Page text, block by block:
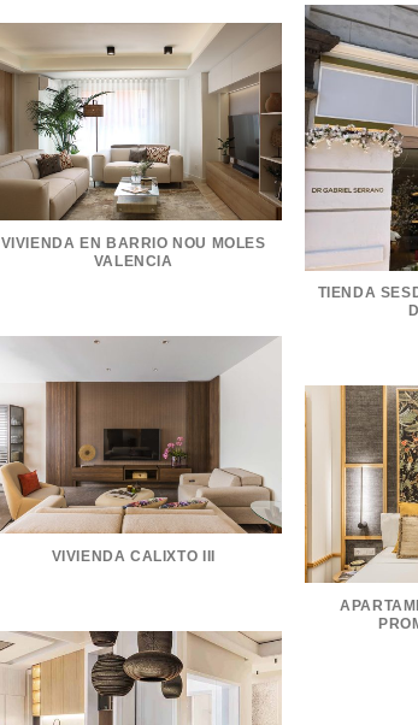
TIENDA
VIVIENDA EN BARRIO NOU MOLES
VALENCIA
VIVIENDA CALIXTO III